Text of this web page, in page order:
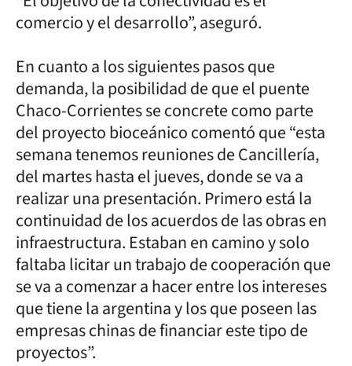
comercio y el desarrollo”, aseguró.
En cuanto a los siguientes pasos que
demanda, la posibilidad de que el puente
Chaco-Corrientes se concrete como parte
del proyecto bioceánico comentó que “esta
semana tenemos reuniones de Cancillería,
del martes hasta el jueves, donde se va a
realizar una presentación. Primero está la
continuidad de los acuerdos de las obras en
infraestructura. Estaban en camino y solo
faltaba licitar un trabajo de cooperación que
se va a comenzar a hacer entre los intereses
que tiene la argentina y los que poseen las
empresas chinas de financiar este tipo de
proyectos”.